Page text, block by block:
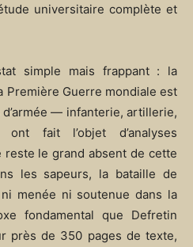
universitaire complète et
simple mais frappant : la
Première Guerre mondiale est
— infanterie, artillerie,
fait l’objet d’analyses
reste le grand absent de cette
les sapeurs, la bataille de
menée ni soutenue dans la
fondamental que Defretin
près de 350 pages de texte,